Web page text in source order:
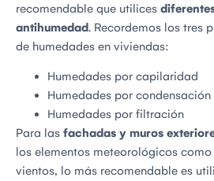
recomendable que utilices
antihumedad. Recordemos los tres
de humedades en viviendas:
Humedades por capilaridad
Humedades por condensación
Humedades por filtración
Para las fachadas y muros
los elementos meteorológicos
vientos, lo más recomendable es